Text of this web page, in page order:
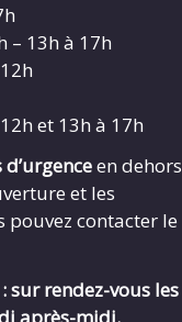
– 13h à 17h
et 13h à 17h
en dehors
et les
pouvez contacter le
sur rendez-vous les